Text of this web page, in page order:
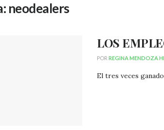
neodealers
LOS
POR REGINA MENDOZA
El tres veces